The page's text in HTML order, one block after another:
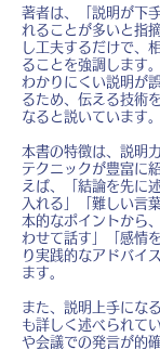
著者は、「説明が下
れることが多いと指
し工夫するだけで、
ることを強調します
わかりにくい説明が
るため、伝える技術
なると説いています。
本書の特徴は、説明
テクニックが豊富に
えば、「結論を先に
入れる」「難しい言
本的なポイントから
わせて話す」「感情
り実践的なアドバイ
ます。
また、説明上手にな
も詳しく述べられて
や会議での発言が的